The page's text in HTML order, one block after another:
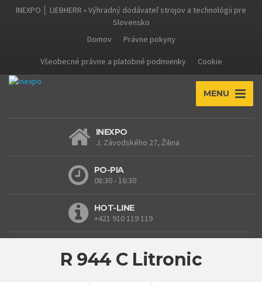
INEXPO │ LIEBHERR • Výhradný dodávateľ strojov a technológii pre
Slovensko
Domov
Právne pokyny
Všeobecné právne a platobné podmienky Cookie
MENU
INEXPO
J. Závodského 27, Žilina
PO-PIA
08:30 - 16:30
HOT-LINE
+421 910 119 119
R 944 C Litronic